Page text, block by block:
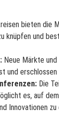
bieten die
knüpfen und
Neue Märkte
und erschlossen
Die
es, auf
Innovationen